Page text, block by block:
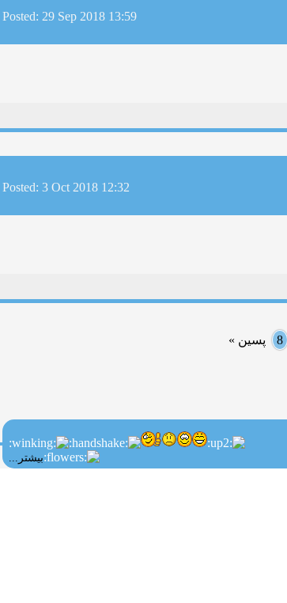
Posted: 29 Sep 2018 13:59
Posted: 3 Oct 2018 12:32
8 پسین »
بیشتر...